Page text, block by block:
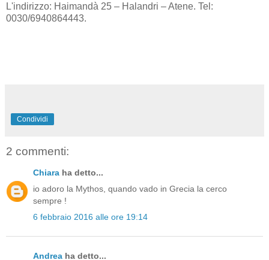
L'indirizzo: Haimandà 25 – Halandri – Atene. Tel:
0030/6940864443.
Condividi
2 commenti:
Chiara ha detto...
io adoro la Mythos, quando vado in Grecia la cerco
sempre !
6 febbraio 2016 alle ore 19:14
Andrea ha detto...